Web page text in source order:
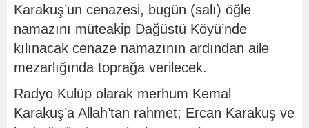
Karakuş’un cenazesi, bugün (salı) öğle
namazını müteakip Dağüstü Köyü’nde
kılınacak cenaze namazının ardından aile
mezarlığında toprağa verilecek.
Radyo Kulüp olarak merhum Kemal
Karakuş’a Allah’tan rahmet; Ercan Karakuş ve